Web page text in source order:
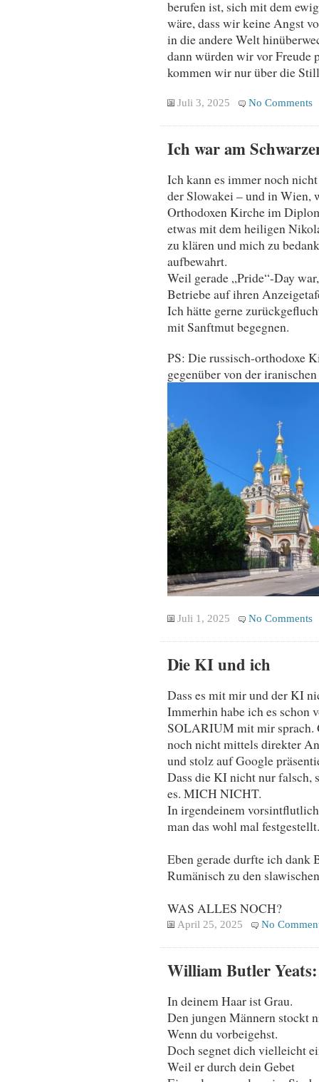
berufen ist, sich mit dem
wäre, dass wir keine Angst
in die andere Welt
dann würden wir vor Freude
kommen wir nur über die
Juli 3, 2025 No Comments
Ich war am
Ich kann es immer noch
der Slowakei – und in Wien,
Orthodoxen Kirche im
etwas mit dem heiligen
zu klären und mich zu
aufbewahrt.
Weil gerade „Pride“-Day
Betriebe auf ihren
Ich hätte gerne
mit Sanftmut begegnen.
PS: Die russisch-orthodoxe
gegenüber von der
Juli 1, 2025 No Comments
Die KI und ich
Dass es mit mir und der KI
Immerhin habe ich es schon
SOLARIUM mit mir sprach.
noch nicht mittels direkter
und stolz auf Google
Dass die KI nicht nur falsch,
es. MICH NICHT.
In irgendeinem
man das wohl mal festgestellt.
Eben gerade durfte ich dank
Rumänisch zu den
WAS ALLES NOCH?
April 25, 2025 No
William Butler
In deinem Haar ist Grau.
Den jungen Männern stockt
Wenn du vorbeigehst.
Doch segnet dich vielleicht
Weil er durch dein Gebet